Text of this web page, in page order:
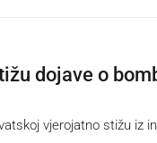
dojave o
vjerojatno stižu iz